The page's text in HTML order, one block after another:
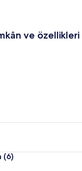
ve özellikleri
(6)